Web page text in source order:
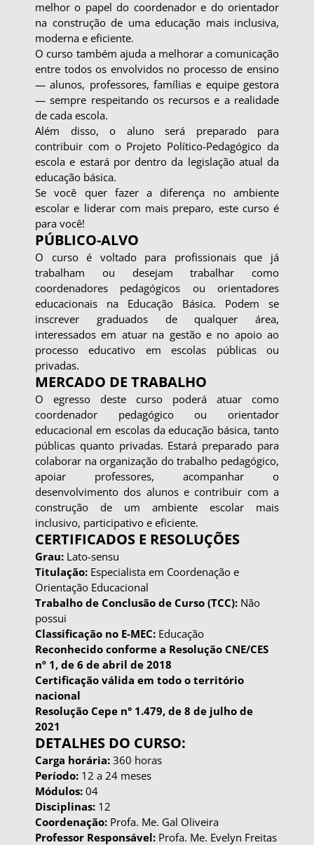
melhor o papel do coordenador e do orientador
na construção de uma educação mais inclusiva,
moderna e eficiente.
O curso também ajuda a melhorar a comunicação
entre todos os envolvidos no processo de ensino
— alunos, professores, famílias e equipe gestora
— sempre respeitando os recursos e a realidade
de cada escola.
Além disso, o aluno será preparado para
contribuir com o Projeto Político-Pedagógico da
escola e estará por dentro da legislação atual da
educação básica.
Se você quer fazer a diferença no ambiente
escolar e liderar com mais preparo, este curso é
para você!
PÚBLICO-ALVO
O curso é voltado para profissionais que já
trabalham ou desejam trabalhar como
coordenadores pedagógicos ou orientadores
educacionais na Educação Básica. Podem se
inscrever graduados de qualquer área,
interessados em atuar na gestão e no apoio ao
processo educativo em escolas públicas ou
privadas.
MERCADO DE TRABALHO
O egresso deste curso poderá atuar como
coordenador pedagógico ou orientador
educacional em escolas da educação básica, tanto
públicas quanto privadas. Estará preparado para
colaborar na organização do trabalho pedagógico,
apoiar professores, acompanhar o
desenvolvimento dos alunos e contribuir com a
construção de um ambiente escolar mais
inclusivo, participativo e eficiente.
CERTIFICADOS E RESOLUÇÕES
Grau: Lato-sensu
Titulação: Especialista em Coordenação e
Orientação Educacional
Trabalho de Conclusão de Curso (TCC): Não
possui
Classificação no E-MEC: Educação
Reconhecido conforme a Resolução CNE/CES
nº 1, de 6 de abril de 2018
Certificação válida em todo o território
nacional
Resolução Cepe n° 1.479, de 8 de julho de
2021
DETALHES DO CURSO:
Carga horária: 360 horas
Período: 12 a 24 meses
Módulos: 04
Disciplinas: 12
Coordenação: Profa. Me. Gal Oliveira
Professor Responsável: Profa. Me. Evelyn Freitas